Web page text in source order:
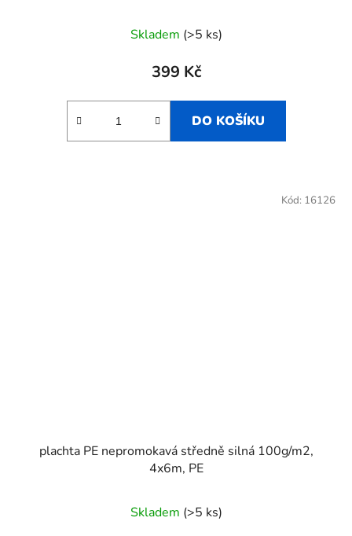
Skladem (>5 ks)
399 Kč
DO KOŠÍKU
plachta PE nepromokavá středně silná 100g/m2,
4x6m, PE
Skladem (>5 ks)
Kód: 16126